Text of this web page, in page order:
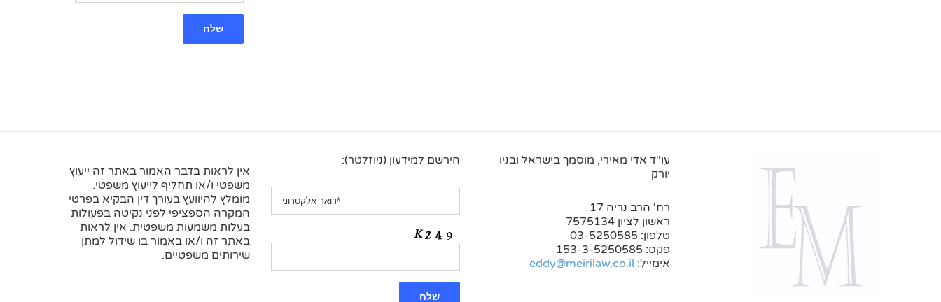
עו"ד אדי מאירי, מוסמך בישראל ובניו
יורק
רח' הרב נריה 17
ראשון לציון 7575134
טלפון: 03-5250585
פקס: 153-3-5250585
אימייל: eddy@meirilaw.co.il
הירשם למידעון (ניוזלטר):
אין לראות בדבר האמור באתר זה ייעוץ
משפטי ו/או תחליף לייעוץ משפטי.
מומלץ להיוועץ בעורך דין הבקיא בפרטי
המקרה הספציפי לפני נקיטה בפעולות
בעלות משמעות משפטית. אין לראות
באתר זה ו/או באמור בו שידול למתן
שירותים משפטיים.